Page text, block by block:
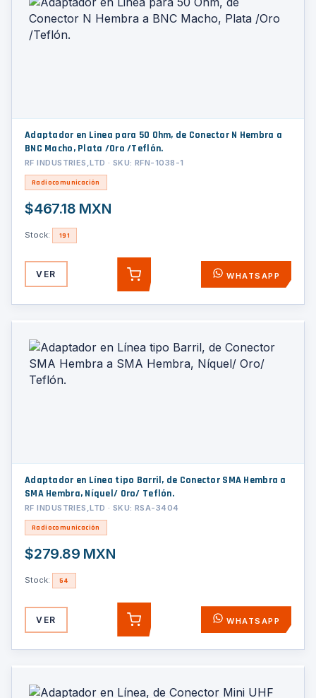
Adaptador en Linea para 50 Ohm, de Conector N Hembra a
BNC Macho, Plata /Oro /Teflón.
RF INDUSTRIES,LTD · SKU: RFN-1038-1
Radiocomunicación
$467.18 MXN
Stock: 191
VER AGREGAR WHATSAPP
Adaptador en Línea tipo Barril, de Conector SMA Hembra a
SMA Hembra, Níquel/ Oro/ Teflón.
RF INDUSTRIES,LTD · SKU: RSA-3404
Radiocomunicación
$279.89 MXN
Stock: 54
VER AGREGAR WHATSAPP